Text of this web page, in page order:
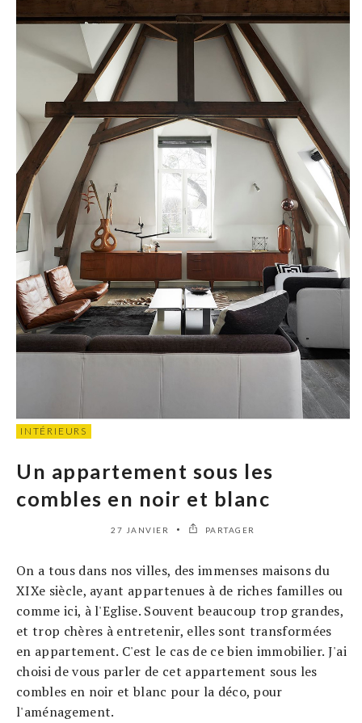
INTÉRIEURS
Un appartement sous les
combles en noir et blanc
27 JANVIER PARTAGER
On a tous dans nos villes, des immenses maisons du
XIXe siècle, ayant appartenues à de riches familles ou
comme ici, à l'Eglise. Souvent beaucoup trop grandes,
et trop chères à entretenir, elles sont transformées
en appartement. C'est le cas de ce bien immobilier. J'ai
choisi de vous parler de cet appartement sous les
combles en noir et blanc pour la déco, pour
l'aménagement.